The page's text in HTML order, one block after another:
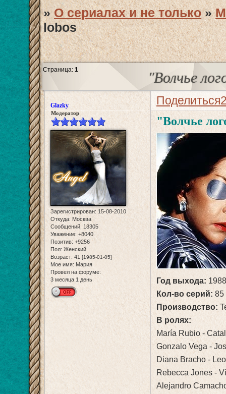
»О сериалах и не только »
lobos
"Волчье
Страница:1
Поделиться
Glazky
Модератор
Зарегистрирован: 15-08-2010
Откуда: Москва
Сообщений: 18305
Уважение: +8040
Позитив: +9256
Пол: Женский
Возраст: 41 [1985-01-05]
Мое имя: Мария
Провел на форуме:
3 месяца 1 день
"Волчье
Год выхода:
Кол-во серий: 85
Производство:
В ролях:
María Rubio -
Gonzalo Vega -
Diana Bracho -
Rebecca Jones -
Alejandro